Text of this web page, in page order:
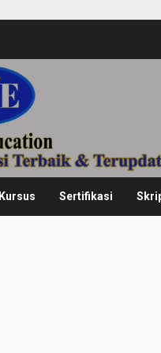
Kursus Sertifikasi